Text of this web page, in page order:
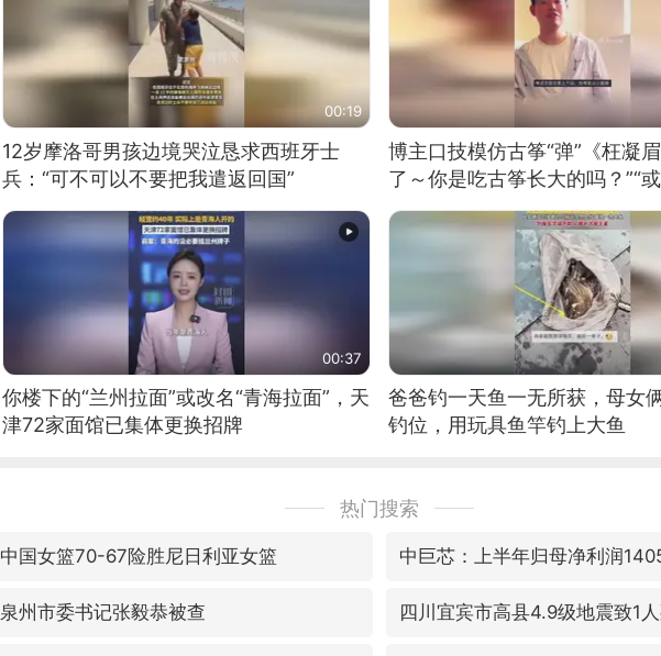
00:19
12岁摩洛哥男孩边境哭泣恳求西班牙士
兵：“可不可以不要把我遣返回国”
博主口技模仿古筝“弹”《枉凝
了～你是吃古筝长大的吗？”“
位考级不带古筝的选手。”（来
日电讯）
00:37
你楼下的“兰州拉面”或改名“青海拉面”，天
津72家面馆已集体更换招牌
爸爸钓一天鱼一无所获，母女
钓位，用玩具鱼竿钓上大鱼
热门搜索
中国女篮70-67险胜尼日利亚女篮 中巨芯：上半年归母净利润
泉州市委书记张毅恭被查 四川宜宾市高县4.9级地震致1